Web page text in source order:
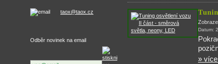
Datum:
»
taox@taox.cz
Odběr novinek na email